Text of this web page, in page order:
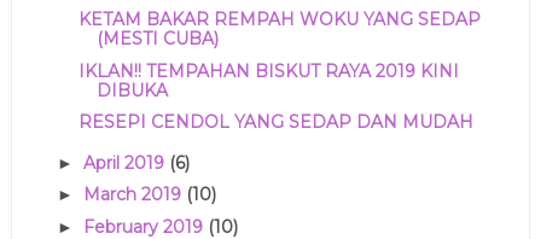
KETAM BAKAR REMPAH WOKU YANG SEDAP
(MESTI CUBA)
IKLAN!! TEMPAHAN BISKUT RAYA 2019 KINI
DIBUKA
RESEPI CENDOL YANG SEDAP DAN MUDAH
► April 2019 (6)
► March 2019 (10)
► February 2019 (10)